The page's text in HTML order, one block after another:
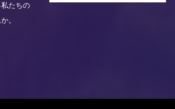
たちの
。